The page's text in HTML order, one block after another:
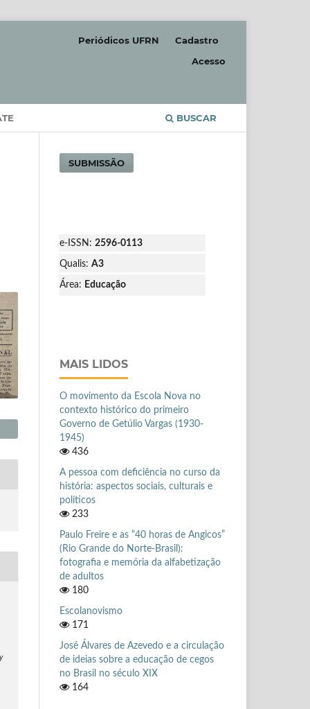
BUSCAR
Periódicos UFRN
Cadastro
Acesso
SUBMISSÃO
e-ISSN: 2596-0113
Qualis: A3
Área: Educação
MAIS LIDOS
O movimento da Escola Nova no
contexto histórico do primeiro
Governo de Getúlio Vargas (1930-
1945)
436
A pessoa com deficiência no curso da
história: aspectos sociais, culturais e
políticos
233
Paulo Freire e as “40 horas de Angicos”
(Rio Grande do Norte-Brasil):
fotografia e memória da alfabetização
de adultos
180
Escolanovismo
171
José Álvares de Azevedo e a circulação
de ideias sobre a educação de cegos
no Brasil no século XIX
164